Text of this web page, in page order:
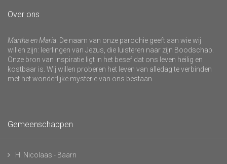
Over ons
Martha en Maria . De naam van onze parochie geeft aan wie wij
willen zijn: leerlingen van Jezus, die luisteren naar zijn Boodschap.
Onze bron van inspiratie ligt in het besef dat ons leven heilig en
kostbaar is. Wij willen proberen het leven van alledag te verbinden
met het wonderlijke mysterie van ons bestaan.
Gemeenschappen
H. Nicolaas - Baarn